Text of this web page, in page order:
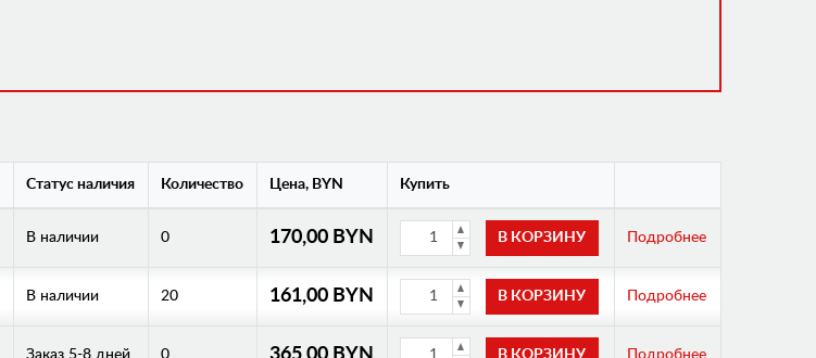
Статус наличия Количество Цена, BYN Купить
В наличии 0 170,00 BYN Подробнее
В наличии 20 161,00 BYN Подробнее
Заказ 5-8 дней 0 365,00 BYN Подробнее